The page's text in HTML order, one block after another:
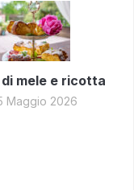
mele e ricotta
Maggio 2026